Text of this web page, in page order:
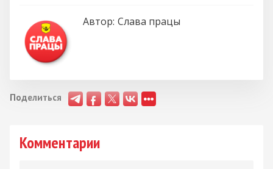
Автор: Слава працы
Поделиться
Комментарии